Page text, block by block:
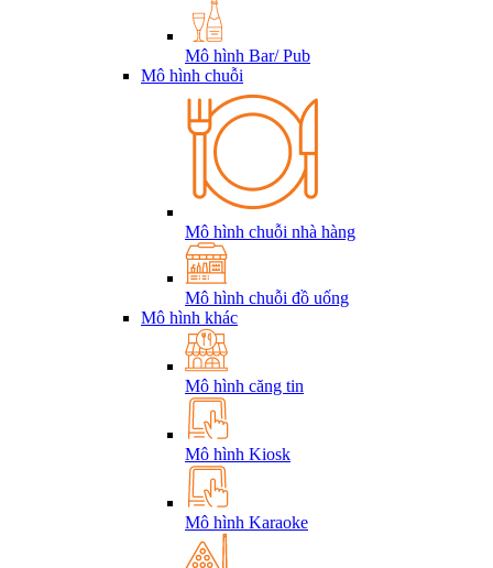
Mô hình Bar/ Pub
Mô hình chuỗi
Mô hình chuỗi nhà hàng
Mô hình chuỗi đồ uống
Mô hình khác
Mô hình căng tin
Mô hình Kiosk
Mô hình Karaoke